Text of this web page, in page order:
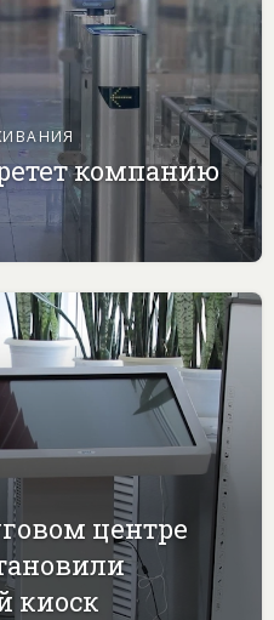
компанию
центре
киоск